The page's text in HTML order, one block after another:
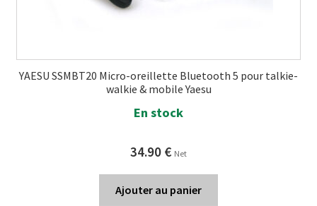
YAESU SSMBT20 Micro-oreillette Bluetooth 5 pour talkie-
walkie & mobile Yaesu
En stock
34.90 € Net
Ajouter au panier